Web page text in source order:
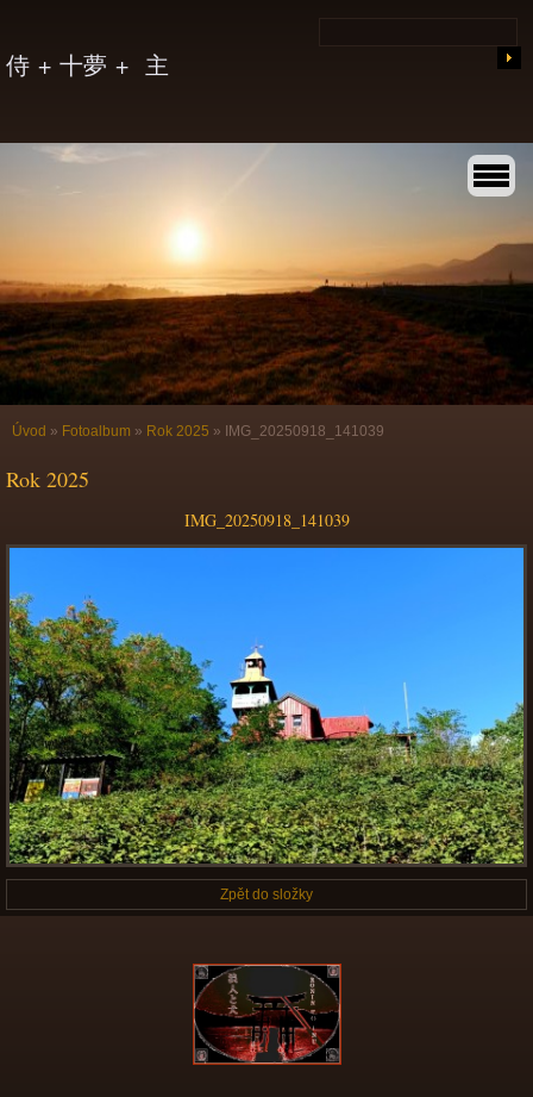
侍 + 十夢 + 主
Úvod » Fotoalbum » Rok 2025 » IMG_20250918_141039
Rok 2025
IMG_20250918_141039
Zpět do složky